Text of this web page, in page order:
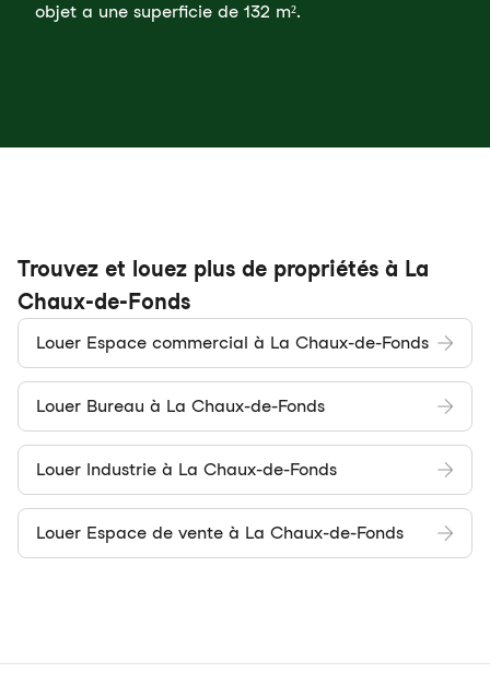
objet a une superficie de 132 m².
Trouvez et louez plus de propriétés à La
Chaux-de-Fonds
Louer Espace commercial à La Chaux-de-Fonds
Louer Bureau à La Chaux-de-Fonds
Louer Industrie à La Chaux-de-Fonds
Louer Espace de vente à La Chaux-de-Fonds